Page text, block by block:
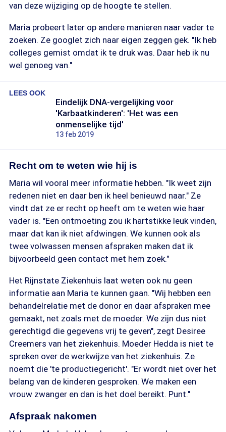
van deze wijziging op de hoogte te stellen.
Maria probeert later op andere manieren naar vader te
zoeken. Ze googlet zich naar eigen zeggen gek. "Ik heb
colleges gemist omdat ik te druk was. Daar heb ik nu
wel genoeg van."
LEES OOK
Eindelijk DNA-vergelijking voor
'Karbaatkinderen': 'Het was een
onmenselijke tijd'
13 feb 2019
Recht om te weten wie hij is
Maria wil vooral meer informatie hebben. "Ik weet zijn
redenen niet en daar ben ik heel benieuwd naar." Ze
vindt dat ze er recht op heeft om te weten wie haar
vader is. "Een ontmoeting zou ik hartstikke leuk vinden,
maar dat kan ik niet afdwingen. We kunnen ook als
twee volwassen mensen afspraken maken dat ik
bijvoorbeeld geen contact met hem zoek."
Het Rijnstate Ziekenhuis laat weten ook nu geen
informatie aan Maria te kunnen gaan. "Wij hebben een
behandelrelatie met de donor en daar afspraken mee
gemaakt, net zoals met de moeder. We zijn dus niet
gerechtigd die gegevens vrij te geven", zegt Desiree
Creemers van het ziekenhuis. Moeder Hedda is niet te
spreken over de werkwijze van het ziekenhuis. Ze
noemt die 'te productiegericht'. "Er wordt niet over het
belang van de kinderen gesproken. We maken een
vrouw zwanger en dan is het doel bereikt. Punt."
Afspraak nakomen